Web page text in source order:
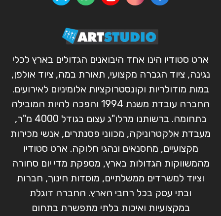
ארט סטודיו הינו אחד היבואנים הגדולים בארץ לכלי
נגינה, ציוד הגברה מקצועי, תאורת במה, ציוד אולפן,
במות מודולריות וקונסטרוקציות אלומיניום לאירועים.
החברה עובדת משנת 1994 והפכה להיות המובילה
בתחומה. ברשותנו מרלו"ג עצום בגודל 4000 מ"ר,
מעבדת אלקטרוניקה, מכווני פסנתרים, אנשי מכירות
מקצועיים, מחסנאים ונהגי חלוקה. ארט סטודיו
מהמשווקות הגדולות בארץ, מספקת מדי יום סחורה
וציוד למשרדים ממשלתיים, מוסדות חינוך, חברות
ובתי עסק בכל רחבי הארץ. החברה דוגלת
במקצועיות ואיכות בלתי מתפשרת בתחום